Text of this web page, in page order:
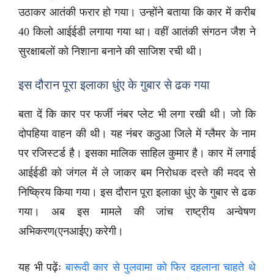
उठाकर आतंकी फरार हो गया। उन्होंने बताया कि कार में करीब
40 किलो आईईडी लगाया गया था। वहीं आतंकी संगठन जैश ने
सुरक्षाबलों को निशाना बनाने की साजिश रची थी।
इस दौरान पूरा इलाका धुंए के गुबार से ढक गया
बता दें कि कार पर फर्जी नंबर प्लेट भी लगा रखी थी। जो कि
दोपहिया वाहन की थी। यह नंबर कठुआ जिले में ग्लैमर के नाम
पर रजिस्टर्ड है। इसका मालिक साहिल कुमार है। कार में लगाई
आईईडी को जंगल में ले जाकर बम निरोधक दस्ते की मदद से
निष्क्रिय किया गया। इस दौरान पूरा इलाका धुंए के गुबार से ढक
गया। अब इस मामले की जांच राष्ट्रीय अन्वेषण
अभिकरण(एनआईए) करेगी।
यह भी पढ़ेंःबारूदी कार से पुलवामा को फिर दहलाना चाहते थे